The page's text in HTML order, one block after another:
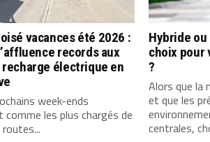
vacances été 2026 :
records aux
électrique en
week-ends
comme les plus chargés de
Hybride
choix pour
?
Alors que la
et que les
centrales,